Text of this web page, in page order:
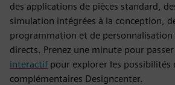
des applications de pièces standard,
simulation intégrées à la conception,
programmation et de
directs. Prenez une minute pour
interactif pour explorer les possibilités
complémentaires Designcenter.